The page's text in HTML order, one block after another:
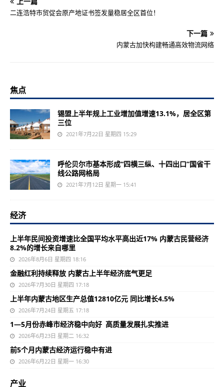
二连浩特市贸促会原产地证书签发量稳居全区首位！
下一篇
内蒙古加快构建畅通高效物流网络
焦点
锡盟上半年规上工业增加值增速13.1%，居全区第
三位
2021年7月22日 星期四 15:29
呼伦贝尔市基本形成“四横三纵、十四出口”国省干
线公路网格局
2021年7月12日 星期一 15:41
经济
上半年民间投资增速比全国平均水平高出近17% 内蒙古民营经济
8.2%的增长来自哪里
2026年8月6日 星期四 18:16
金融红利持续释放 内蒙古上半年经济底气更足
2026年7月30日 星期四 17:18
上半年内蒙古地区生产总值12810亿元 同比增长4.5%
2026年7月24日 星期五 17:18
1—5月份赤峰市经济稳中向好 高质量发展扎实推进
2026年6月23日 星期二 16:32
前5个月内蒙古经济运行稳中有进
2026年6月22日 星期一 16:30
产业